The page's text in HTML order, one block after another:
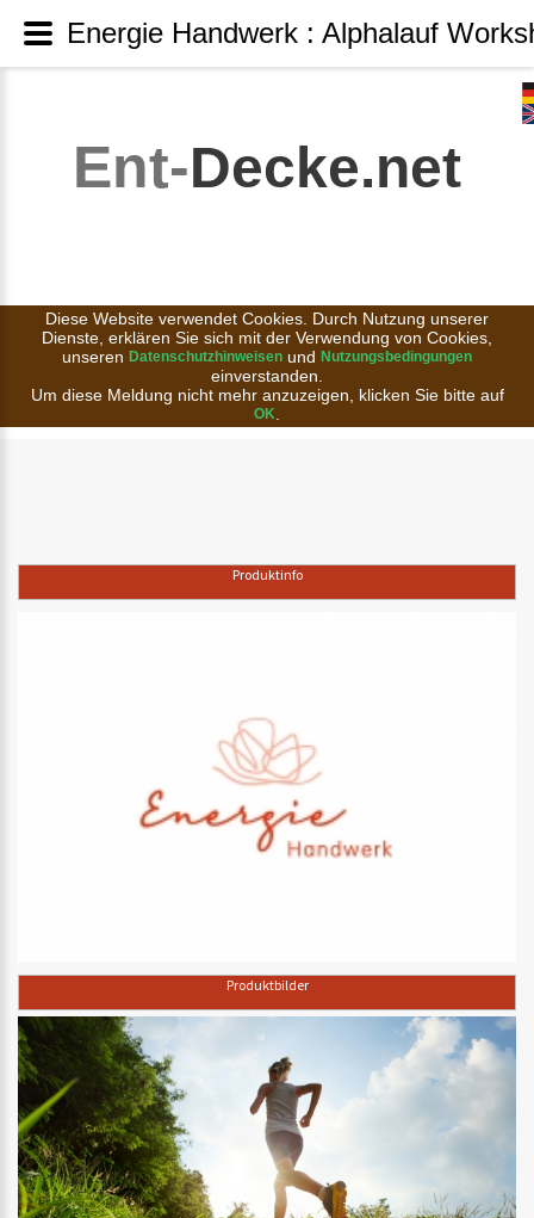
Ent-Decke.net
Diese Website verwendet Cookies. Durch Nutzung unserer
Dienste, erklären Sie sich mit der Verwendung von Cookies,
unseren Datenschutzhinweisen und Nutzungsbedingungen
einverstanden.
Um diese Meldung nicht mehr anzuzeigen, klicken Sie bitte auf
OK
Produktinfo
Produktbilder
Energie Handwerk : Alphalauf